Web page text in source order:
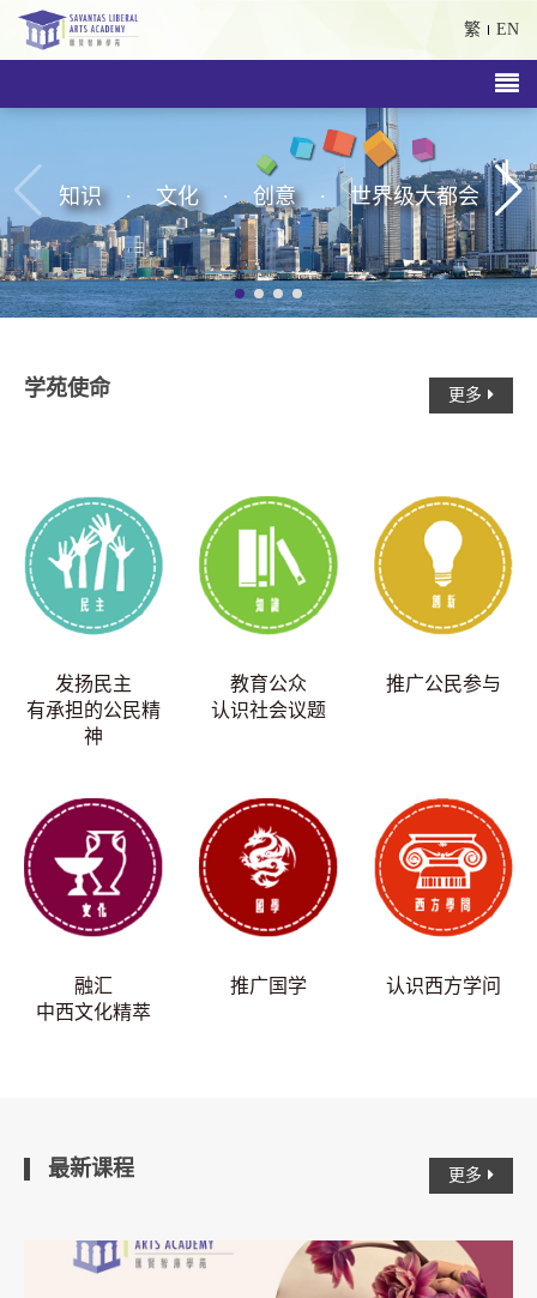
繁 EN
知识 . 文化 . 创意 . 世界级大都会
学苑使命 更多
发扬民主
有承担的公民精
神
教育公众
认识社会议题
推广公民参与
融汇
中西文化精萃
推广国学 认识西方学问
最新课程 更多